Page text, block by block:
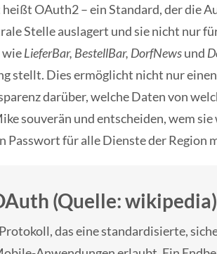
OAuth2 – ein Standard, der die
Stelle auslagert und sie nicht nur
LieferBar, BestellBar, DorfNewsund
stellt. Dies ermöglicht nicht nur
darüber, welche Daten von
souverän und entscheiden, wem
Passwort für alle Dienste der Region
(Quelle:
das eine standardisierte,